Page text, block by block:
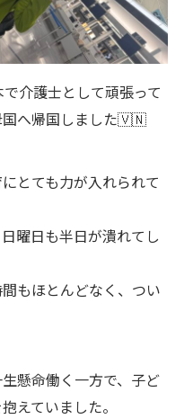
介護士として頑張って
国へ帰国しました🇻🇳
とても力が入れられて
曜日も半日が潰れてし
もほとんどなく、つい
懸命働く一方で、子ど
えていました。